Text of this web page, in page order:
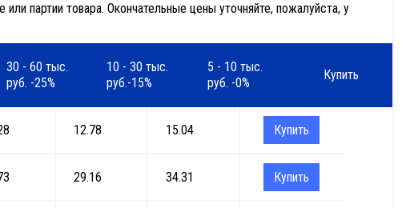
партии товара. Окончательные цены уточняйте, пожалуйста, у
30 - 60 тыс.
руб. -25%
10 - 30 тыс.
руб.-15%
5 - 10 тыс.
руб. -0%
Купить
12.78 15.04 Купить
29.16 34.31 Купить